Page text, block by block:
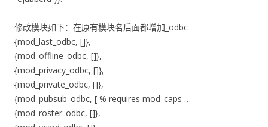
修改模块如下：在原有模块名后面都增加_odbc
{mod_last_odbc, []},
{mod_offline_odbc, []},
{mod_privacy_odbc, []},
{mod_private_odbc, []},
{mod_pubsub_odbc, [ % requires mod_caps …
{mod_roster_odbc, []},